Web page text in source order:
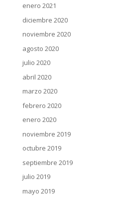
enero 2021
diciembre 2020
noviembre 2020
agosto 2020
julio 2020
abril 2020
marzo 2020
febrero 2020
enero 2020
noviembre 2019
octubre 2019
septiembre 2019
julio 2019
mayo 2019